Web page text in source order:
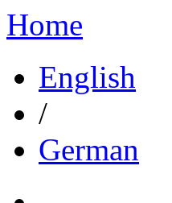
Home
English
/
German